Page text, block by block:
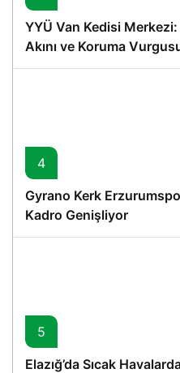
YYÜ Van Kedisi
Akını ve Koruma
4
Gyrano Kerk
Kadro Genişliyor
5
Elazığ’da Sıcak